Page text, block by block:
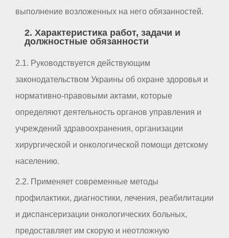
выполнение возложенных на него обязанностей.
2. Характеристика работ, задачи и
должностные обязанности
2.1. Руководствуется действующим
законодательством Украины об охране здоровья и
нормативно-правовыми актами, которые
определяют деятельность органов управления и
учреждений здравоохранения, организации
хирургической и онкологической помощи детскому
населению.
2.2. Применяет современные методы
профилактики, диагностики, лечения, реабилитации
и диспансеризации онкологических больных,
предоставляет им скорую и неотложную